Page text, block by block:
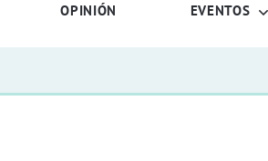
OPINIÓN EVENTOS